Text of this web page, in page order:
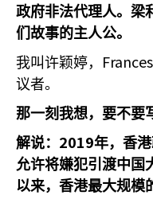
政府非法代理人。梁
们故事的主人公。
我叫许颖婷，
议者。
那一刻我想，要不要
解说： 2019年，香
允许将嫌犯引渡中国
以来，香港最大规模